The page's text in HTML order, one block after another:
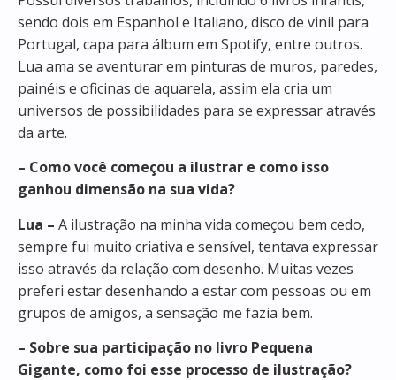
sendo dois em Espanhol e Italiano, disco de vinil para
Portugal, capa para álbum em Spotify, entre outros.
Lua ama se aventurar em pinturas de muros, paredes,
painéis e oficinas de aquarela, assim ela cria um
universos de possibilidades para se expressar através
da arte.
– Como você começou a ilustrar e como isso
ganhou dimensão na sua vida?
Lua – A ilustração na minha vida começou bem cedo,
sempre fui muito criativa e sensível, tentava expressar
isso através da relação com desenho. Muitas vezes
preferi estar desenhando a estar com pessoas ou em
grupos de amigos, a sensação me fazia bem.
– Sobre sua participação no livro Pequena
Gigante, como foi esse processo de ilustração?